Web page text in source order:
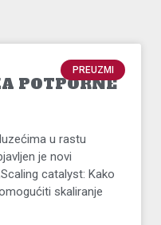
PREUZMI
POTPORNE
u rastu
je novi
catalyst: Kako
skaliranje